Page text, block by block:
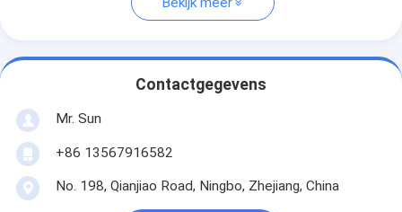
Contactgegevens
Mr. Sun
+86 13567916582
No. 198, Qianjiao Road, Ningbo, Zhejiang, China